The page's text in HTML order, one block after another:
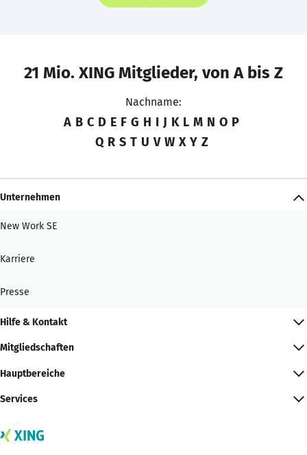
21 Mio. XING Mitglieder, von A bis Z
Nachname:
A B C D E F G H I J K L M N O P
Q R S T U V W X Y Z
Unternehmen
New Work SE
Karriere
Presse
Hilfe & Kontakt
Mitgliedschaften
Hauptbereiche
Services